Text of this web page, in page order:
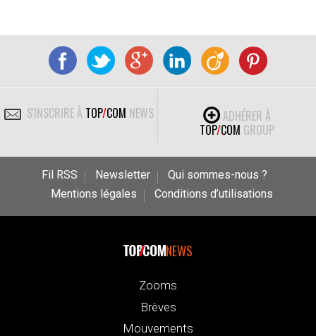
S'INSCRIRE À TOP/COM NEWS
ADHÉRER À
TOP/COM GROUP
Fil RSS Newsletter
Qui sommes-nous ?
Mentions légales
Conditions d’utilisations
NEWS
Zooms
Brèves
Mouvements